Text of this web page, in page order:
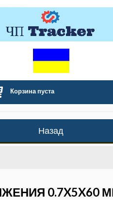
Корзина пуста
Назад
0.7X5X60